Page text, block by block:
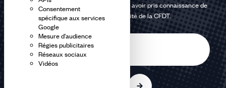
Consentement
spécifique aux services
Google
Mesure d'audience
Régies publicitaires
Réseaux sociaux
Vidéos
En m'inscrivant à la newsletter, j'affirme avoir pris connaissance de
lapolitique de confidentialité de la CFDT.